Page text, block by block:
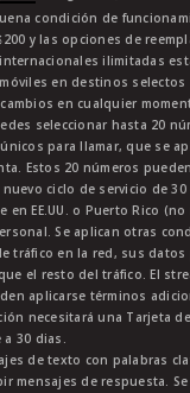
condición de
y las opciones de
ilimitadas
en destinos selectos
en cualquier
seleccionar hasta 20
para llamar, que se
Estos 20 números
ciclo de servicio de 30
en EE.UU. o Puerto Rico
Se aplican otras
tráfico en la red, sus
el resto del tráfico. El
aplicarse términos
necesitará una Tarjeta
a 30 dias.
de texto con palabras
mensajes de respuesta.